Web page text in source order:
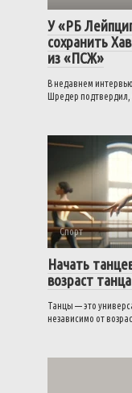
У «РБ
сохранить
из «ПСЖ»
В недавнем
Шредер
Спорт
Начать
возраст
Танцы — это
независимо от